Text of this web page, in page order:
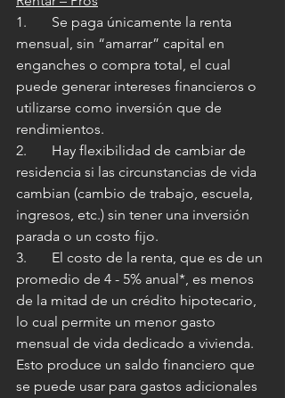
1.       Se paga únicamente la renta
mensual, sin “amarrar” capital en
enganches o compra total, el cual
puede generar intereses financieros o
utilizarse como inversión que de
rendimientos.
2.       Hay flexibilidad de cambiar de
residencia si las circunstancias de vida
cambian (cambio de trabajo, escuela,
ingresos, etc.) sin tener una inversión
parada o un costo fijo.
3.       El costo de la renta, que es de un
promedio de 4 - 5% anual*, es menos
de la mitad de un crédito hipotecario,
lo cual permite un menor gasto
mensual de vida dedicado a vivienda.
Esto produce un saldo financiero que
se puede usar para gastos adicionales